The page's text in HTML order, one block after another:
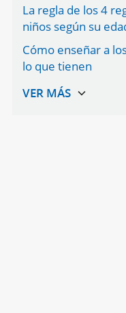
La regla de los 4
niños según su
Cómo enseñar a
lo que tienen